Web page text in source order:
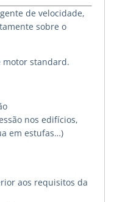
de velocidade,
sobre o
motor standard.
nos edifícios,
em estufas…)
aos requisitos da